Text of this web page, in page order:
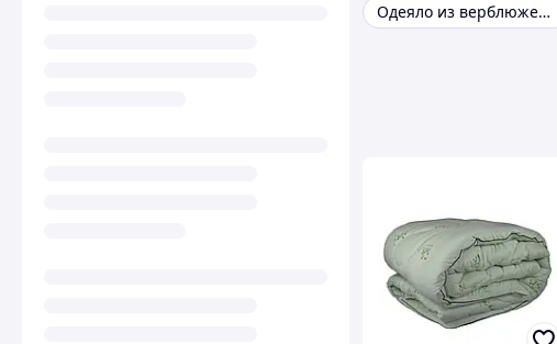
Одеяло из верблюжей шерсти